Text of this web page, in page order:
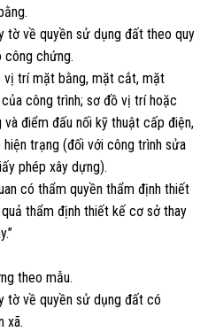
tờ về quyền sử dụng đất theo quy
công chứng.
vị trí mặt bằng, mặt cắt, mặt
công trình; sơ đồ vị trí hoặc
điểm đấu nối kỹ thuật cấp điện,
trạng (đối với công trình sửa
phép xây dựng).
có thẩm quyền thẩm định thiết
thẩm định thiết kế cơ sở thay
theo mẫu.
tờ về quyền sử dụng đất có
xã.